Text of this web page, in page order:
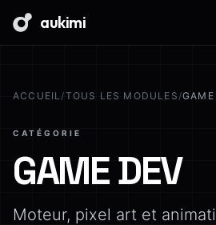
aukimi
ACCUEIL /TOUS LES MODULES /GAME
CATÉGORIE
GAME DEV
Moteur, pixel art et